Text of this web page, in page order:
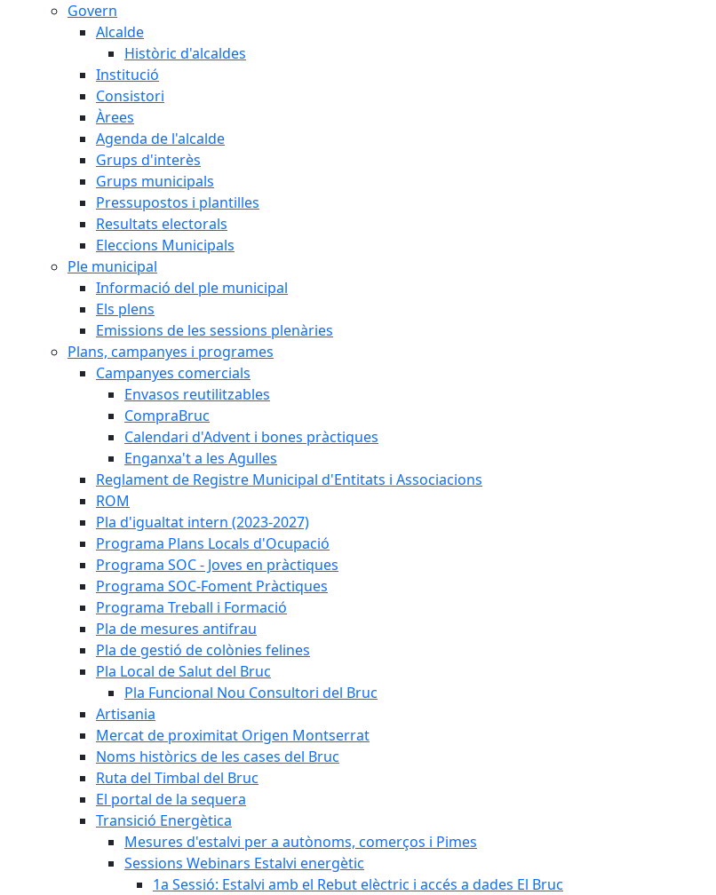
Govern
Alcalde
Històric d'alcaldes
Institució
Consistori
Àrees
Agenda de l'alcalde
Grups d'interès
Grups municipals
Pressupostos i plantilles
Resultats electorals
Eleccions Municipals
Ple municipal
Informació del ple municipal
Els plens
Emissions de les sessions plenàries
Plans, campanyes i programes
Campanyes comercials
Envasos reutilitzables
CompraBruc
Calendari d'Advent i bones pràctiques
Enganxa't a les Agulles
Reglament de Registre Municipal d'Entitats i Associacions
ROM
Pla d'igualtat intern (2023-2027)
Programa Plans Locals d'Ocupació
Programa SOC - Joves en pràctiques
Programa SOC-Foment Pràctiques
Programa Treball i Formació
Pla de mesures antifrau
Pla de gestió de colònies felines
Pla Local de Salut del Bruc
Pla Funcional Nou Consultori del Bruc
Artisania
Mercat de proximitat Origen Montserrat
Noms històrics de les cases del Bruc
Ruta del Timbal del Bruc
El portal de la sequera
Transició Energètica
Mesures d'estalvi per a autònoms, comerços i Pimes
Sessions Webinars Estalvi energètic
1a Sessió: Estalvi amb el Rebut elèctric i accés a dades El Bruc